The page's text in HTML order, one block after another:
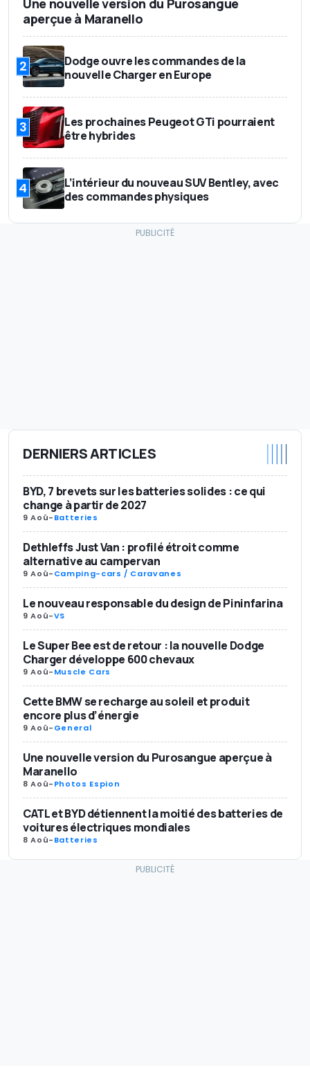
Une nouvelle version du Purosangue
aperçue à Maranello
2
Dodge ouvre les commandes de la
nouvelle Charger en Europe
3
Les prochaines Peugeot GTi pourraient
être hybrides
4
L’intérieur du nouveau SUV Bentley, avec
des commandes physiques
DERNIERS ARTICLES
BYD, 7 brevets sur les batteries solides : ce qui
change à partir de 2027
9 Aoû-Batteries
Dethleffs Just Van : profilé étroit comme
alternative au campervan
9 Aoû-Camping-cars / Caravanes
Le nouveau responsable du design de Pininfarina
9 Aoû-VS
Le Super Bee est de retour : la nouvelle Dodge
Charger développe 600 chevaux
9 Aoû-Muscle Cars
Cette BMW se recharge au soleil et produit
encore plus d’énergie
9 Aoû-General
Une nouvelle version du Purosangue aperçue à
Maranello
8 Aoû-Photos Espion
CATL et BYD détiennent la moitié des batteries de
voitures électriques mondiales
8 Aoû-Batteries